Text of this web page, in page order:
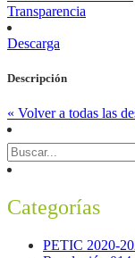
Transparencia
Descarga
Descripción
« Volver a todas las
Categorías
PETIC 2020-